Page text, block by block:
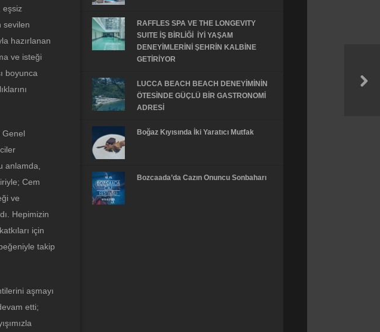
eşsiz
sevilen
hazırlanan
ve isteği
boyunca
Genel
anlamda,
Cem
ve
Hepimizin
için
takip
aşmayı
etti;
RAFFLES SPA VE THE LONGEVITY
SUITE İŞ BİRLİĞİ İYİ YAŞAM
DENEYİMLERİNİ ŞEHRİN KALBİNE
GETİRİYOR
LUCCA BEACH BEACH DENEYİMİNİN
ÖTESİNDE GÜÇLÜ BİR GASTRONOMİ
ADRESİ
Boğaz Kıyısında İki Yaratıcı Mutfak
Bozcaada’da Cazın Onuncu Sonbaharı